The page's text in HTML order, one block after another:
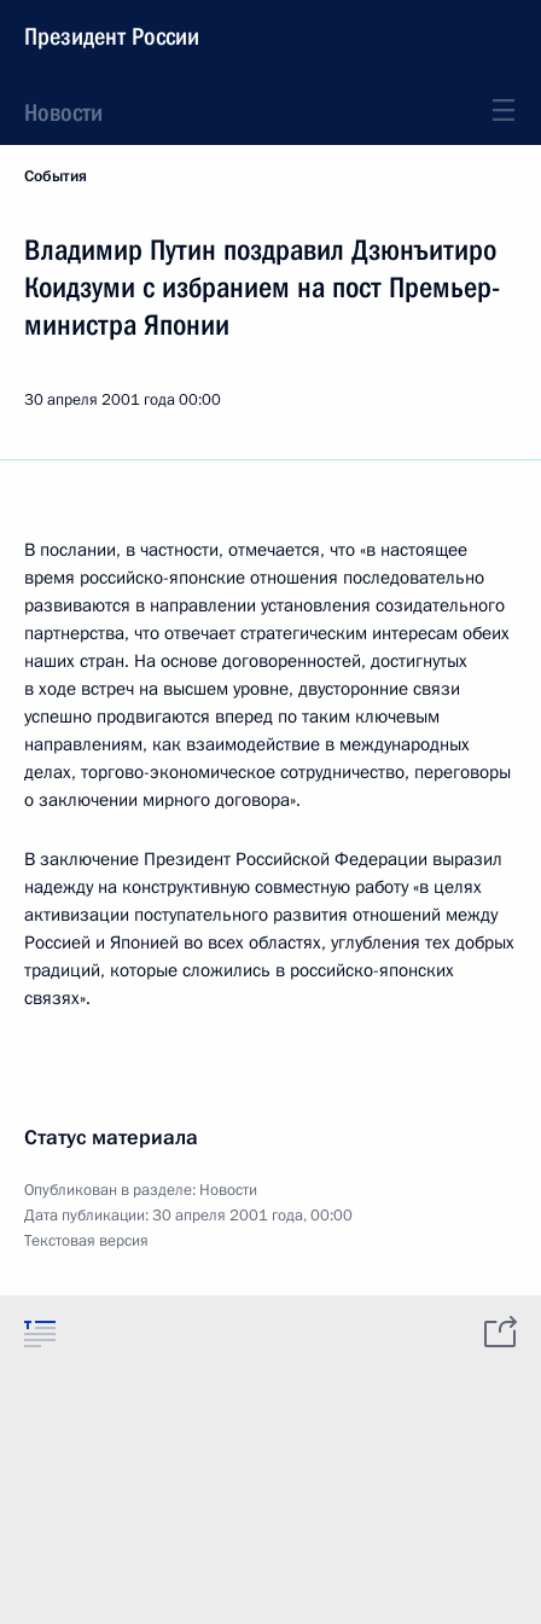
Президент России
Новости
События
Владимир Путин поздравил Дзюнъитиро
Коидзуми с избранием на пост Премьер-
министра Японии
30 апреля 2001 года00:00
В послании, в частности, отмечается, что «в настоящее
время российско-японские отношения последовательно
развиваются в направлении установления созидательного
партнерства, что отвечает стратегическим интересам обеих
наших стран. На основе договоренностей, достигнутых
в ходе встреч на высшем уровне, двусторонние связи
успешно продвигаются вперед по таким ключевым
направлениям, как взаимодействие в международных
делах, торгово-экономическое сотрудничество, переговоры
о заключении мирного договора».
В заключение Президент Российской Федерации выразил
надежду на конструктивную совместную работу «в целях
активизации поступательного развития отношений между
Россией и Японией во всех областях, углубления тех добрых
традиций, которые сложились в российско-японских
связях».
Статус материала
Опубликован в разделе: Новости
Дата публикации:30 апреля 2001 года, 00:00
Текстовая версия